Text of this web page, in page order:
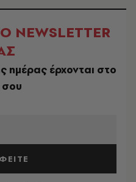
NEWSLETTER
ημέρας έρχονται στο